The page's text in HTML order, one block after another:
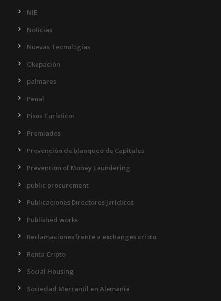
NIE
Noticias
Nuevas Tecnologías
Okupación
palmares
Penal
Pisos Turísticos
Premiados
Prevención de blanqueo de Capitales
Prevention of Money Laundering
public procurement
Publicaciones Directores Jurídicos
Published works
Reclamaciones frente a exchanges cripto
Renta Cripto
Social Housing
Sociedad Mercantil en Alemania